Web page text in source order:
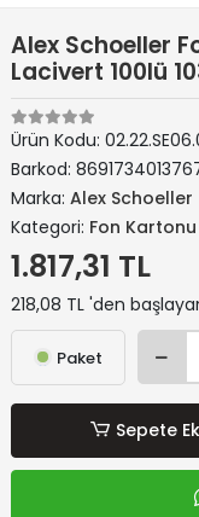
Alex Schoeller
Lacivert 100lü
Ürün Kodu:
Barkod:
Marka:Alex Schoeller
Kategori: Fon Kartonu
1.817,31 TL
218,08 TL 'den
Paket
Sepete